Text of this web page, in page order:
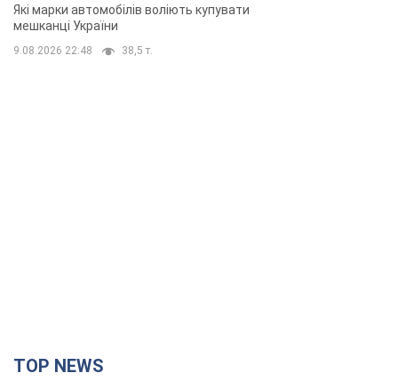
Які марки автомобілів воліють купувати
мешканці України
9.08.2026 22:48 38,5 т.
TOP NEWS